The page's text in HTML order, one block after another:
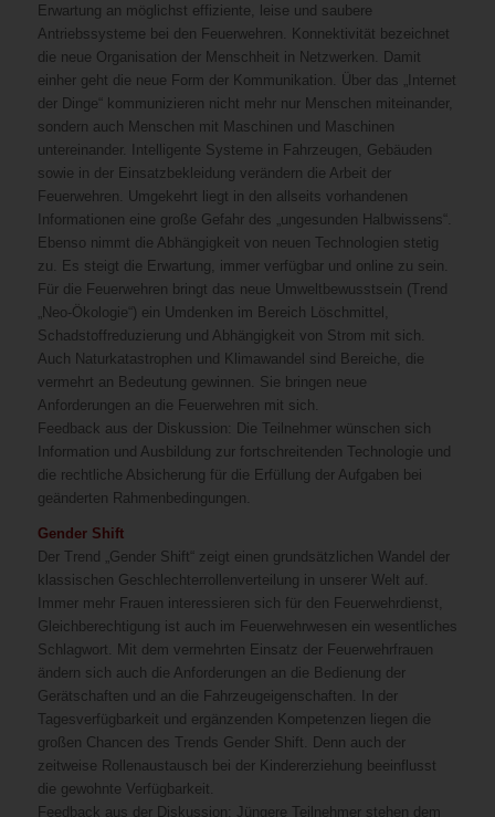
Erwartung an möglichst effiziente, leise und saubere
Antriebssysteme bei den Feuerwehren. Konnektivität bezeichnet
die neue Organisation der Menschheit in Netzwerken. Damit
einher geht die neue Form der Kommunikation. Über das „Internet
der Dinge“ kommunizieren nicht mehr nur Menschen miteinander,
sondern auch Menschen mit Maschinen und Maschinen
untereinander. Intelligente Systeme in Fahrzeugen, Gebäuden
sowie in der Einsatzbekleidung verändern die Arbeit der
Feuerwehren. Umgekehrt liegt in den allseits vorhandenen
Informationen eine große Gefahr des „ungesunden Halbwissens“.
Ebenso nimmt die Abhängigkeit von neuen Technologien stetig
zu. Es steigt die Erwartung, immer verfügbar und online zu sein.
Für die Feuerwehren bringt das neue Umweltbewusstsein (Trend
„Neo-Ökologie“) ein Umdenken im Bereich Löschmittel,
Schadstoffreduzierung und Abhängigkeit von Strom mit sich.
Auch Naturkatastrophen und Klimawandel sind Bereiche, die
vermehrt an Bedeutung gewinnen. Sie bringen neue
Anforderungen an die Feuerwehren mit sich.
Feedback aus der Diskussion: Die Teilnehmer wünschen sich
Information und Ausbildung zur fortschreitenden Technologie und
die rechtliche Absicherung für die Erfüllung der Aufgaben bei
geänderten Rahmenbedingungen.
Gender Shift
Der Trend „Gender Shift“ zeigt einen grundsätzlichen Wandel der
klassischen Geschlechterrollenverteilung in unserer Welt auf.
Immer mehr Frauen interessieren sich für den Feuerwehrdienst,
Gleichberechtigung ist auch im Feuerwehrwesen ein wesentliches
Schlagwort. Mit dem vermehrten Einsatz der Feuerwehrfrauen
ändern sich auch die Anforderungen an die Bedienung der
Gerätschaften und an die Fahrzeugeigenschaften. In der
Tagesverfügbarkeit und ergänzenden Kompetenzen liegen die
großen Chancen des Trends Gender Shift. Denn auch der
zeitweise Rollenaustausch bei der Kindererziehung beeinflusst
die gewohnte Verfügbarkeit.
Feedback aus der Diskussion: Jüngere Teilnehmer stehen dem